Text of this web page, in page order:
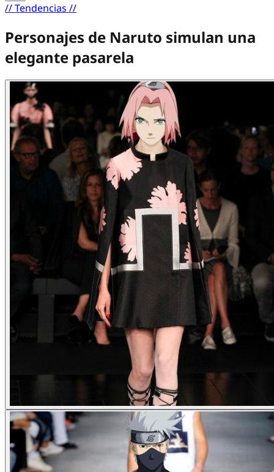
//Tendencias //
Personajes de Naruto simulan una
elegante pasarela